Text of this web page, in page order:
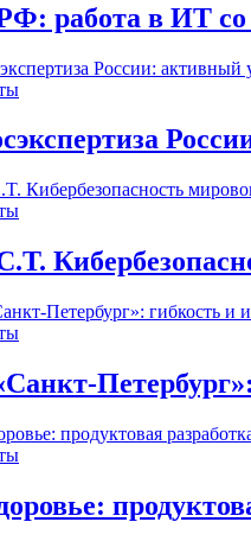
работа в ИТ со